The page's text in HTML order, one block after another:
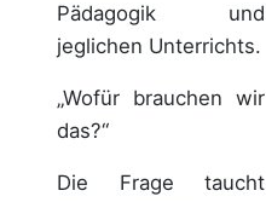
Pädagogik und
jeglichen Unterrichts.
„Wofür brauchen wir
das?“
Die Frage taucht